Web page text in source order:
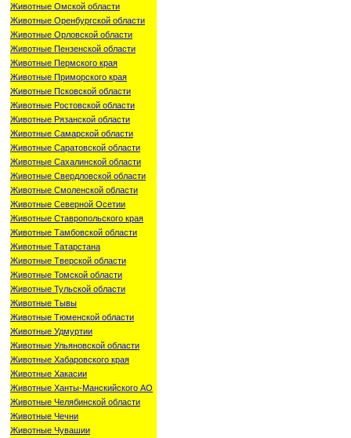
Животные Омской области
Животные Оренбургской области
Животные Орловской области
Животные Пензенской области
Животные Пермского края
Животные Приморского края
Животные Псковской области
Животные Ростовской области
Животные Рязанской области
Животные Самарской области
Животные Саратовской области
Животные Сахалинской области
Животные Свердловской области
Животные Смоленской области
Животные Северной Осетии
Животные Ставропольского края
Животные Тамбовской области
Животные Татарстана
Животные Тверской области
Животные Томской области
Животные Тульской области
Животные Тывы
Животные Тюменской области
Животные Удмуртии
Животные Ульяновской области
Животные Хабаровского края
Животные Хакасии
Животные Ханты-Манскийского АО
Животные Челябинской области
Животные Чечни
Животные Чувашии